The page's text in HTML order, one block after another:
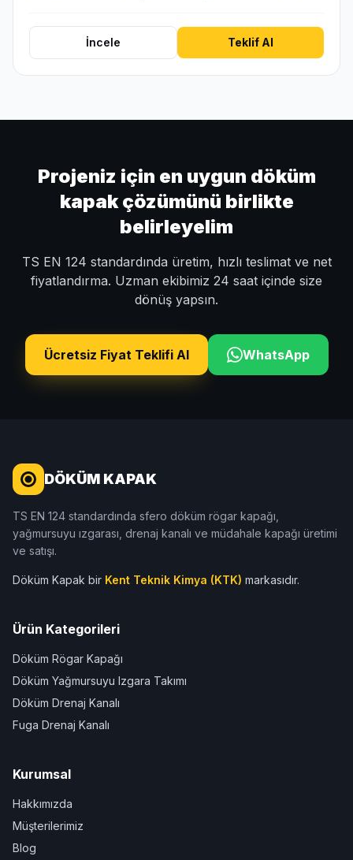
İncele Teklif Al
Projeniz için en uygun döküm
kapak çözümünü birlikte
belirleyelim
TS EN 124 standardında üretim, hızlı teslimat ve net
fiyatlandırma. Uzman ekibimiz 24 saat içinde size
dönüş yapsın.
Ücretsiz Fiyat Teklifi Al WhatsApp
DÖKÜM KAPAK
TS EN 124 standardında sfero döküm rögar kapağı,
yağmursuyu ızgarası, drenaj kanalı ve müdahale kapağı üretimi
ve satışı.
Döküm Kapak bir Kent Teknik Kimya (KTK) markasıdır.
Ürün Kategorileri
Döküm Rögar Kapağı
Döküm Yağmursuyu Izgara Takımı
Döküm Drenaj Kanalı
Fuga Drenaj Kanalı
Kurumsal
Hakkımızda
Müşterilerimiz
Blog